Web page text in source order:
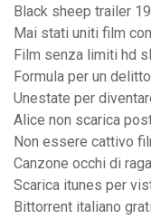
Black sheep trailer
Mai stati uniti film
Film senza limiti hd
Formula per un
Unestate per
Alice non scarica
Non essere cattivo
Canzone occhi di
Scarica itunes per
Bittorrent italiano